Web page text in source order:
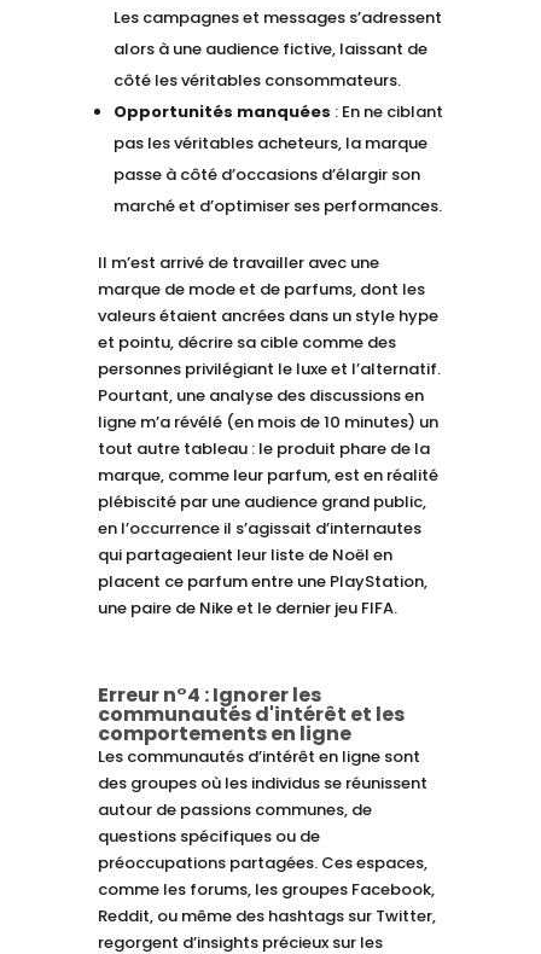
Les campagnes et messages s’adressent
alors à une audience fictive, laissant de
côté les véritables consommateurs.
Opportunités manquées : En ne ciblant
pas les véritables acheteurs, la marque
passe à côté d’occasions d’élargir son
marché et d’optimiser ses performances.
Il m’est arrivé de travailler avec une
marque de mode et de parfums, dont les
valeurs étaient ancrées dans un style hype
et pointu, décrire sa cible comme des
personnes privilégiant le luxe et l’alternatif.
Pourtant, une analyse des discussions en
ligne m’a révélé (en mois de 10 minutes) un
tout autre tableau : le produit phare de la
marque, comme leur parfum, est en réalité
plébiscité par une audience grand public,
en l’occurrence il s’agissait d’internautes
qui partageaient leur liste de Noël en
placent ce parfum entre une PlayStation,
une paire de Nike et le dernier jeu FIFA.
Erreur n°4 : Ignorer les
communautés d'intérêt et les
comportements en ligne
Les communautés d’intérêt en ligne sont
des groupes où les individus se réunissent
autour de passions communes, de
questions spécifiques ou de
préoccupations partagées. Ces espaces,
comme les forums, les groupes Facebook,
Reddit, ou même des hashtags sur Twitter,
regorgent d’insights précieux sur les